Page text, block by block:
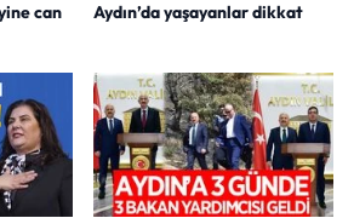
can
Aydın’da yaşayanlar dikkat